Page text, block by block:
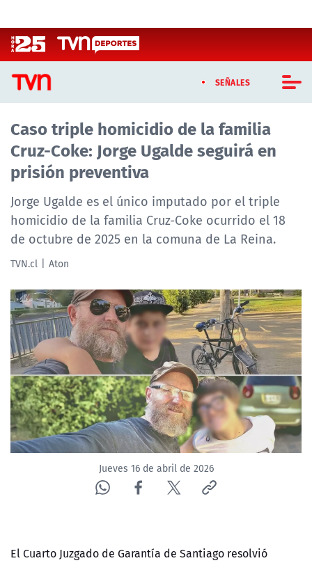
SEÑALES
CASTING MASTERCHEF CHILE
CASTING TVN VERTICAL
TVN VERTICAL
TVN PLAY
PROGRAMAS
TELESERIES
NTV
ACTUALIDAD Y TENDENCIAS
CORPORATIVO Y TRANSPARENCIA
CANAL DE DENUNCIAS
ÁREA DE PROYECTOS
Caso triple homicidio de la familia
Cruz-Coke: Jorge Ugalde seguirá en
prisión preventiva
Jorge Ugalde es el único imputado por el triple
homicidio de la familia Cruz-Coke ocurrido el 18
de octubre de 2025 en la comuna de La Reina.
TVN.cl Aton
Jueves 16 de abril de 2026
El Cuarto Juzgado de Garantía de Santiago resolvió